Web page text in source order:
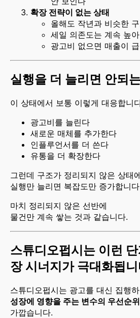
확장 전략이 없는 상태
올해도 작년과 비슷한
세일 의존도는 계속 높
광고비 없으면 매출이
실행을 더 늘리면 안되
이 상태에서 보통 이렇게 대응합니
광고비를 늘린다
새로운 매체를 추가한다
인플루언서를 더 쓴다
유통을 더 확장한다
그런데 구조가 정리되지 않은 상태
실행만 늘리면 복잡도만 증가합니
마치 정리되지 않은 선반에
물건만 계속 쌓는 것과 같습니다.
스튜디오펍시는 이런
장 시너지가 극대화됩
스튜디오펍시는 광고를 대신 집행
성장에 영향을 주는 변수의 우선순
가깝습니다.